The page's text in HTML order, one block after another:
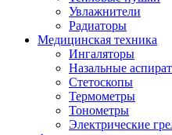
Экшн-
Увлажнители
Радиаторы
Медицинская техника
Ингаляторы
Назальные
Стетоскопы
Термометры
Тонометры
Электрические